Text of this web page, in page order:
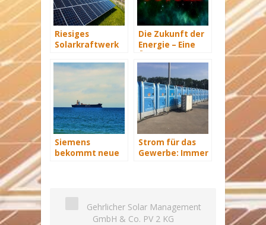
Riesiges
Solarkraftwerk
geht ans Netz
Die Zukunft der
Energie – Eine
Siemens
bekommt neue
Strom für das
Gewerbe: Immer
Gehrlicher Solar Management
GmbH & Co. PV 2 KG